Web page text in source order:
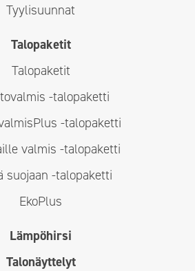
Tyylisuunnat
Talopaketit
Talopaketit
-talopaketti
-talopaketti
valmis -talopaketti
suojaan -talopaketti
EkoPlus
Lämpöhirsi
Talonäyttelyt